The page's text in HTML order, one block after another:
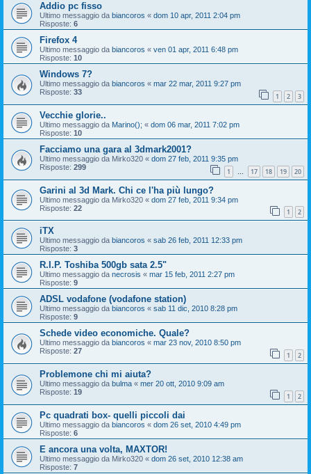
Addio pc fisso
Ultimo messaggio da biancoros « dom 10 apr, 2011 2:04 pm
Risposte: 6
Firefox 4
Ultimo messaggio da biancoros « ven 01 apr, 2011 6:48 pm
Risposte: 10
Windows 7?
Ultimo messaggio da biancoros « mar 22 mar, 2011 9:27 pm
Risposte: 33 1 2 3
Vecchie glorie..
Ultimo messaggio da Marino(); « dom 06 mar, 2011 7:02 pm
Risposte: 10
Facciamo una gara al 3dmark2001?
Ultimo messaggio da Mirko320 « dom 27 feb, 2011 9:35 pm
Risposte: 299 1 … 17 18 19 20
Garini al 3d Mark. Chi ce l'ha più lungo?
Ultimo messaggio da Mirko320 « dom 27 feb, 2011 9:34 pm
Risposte: 22 1 2
iTX
Ultimo messaggio da biancoros « sab 26 feb, 2011 12:33 pm
Risposte: 3
R.I.P. Toshiba 500gb sata 2.5"
Ultimo messaggio da necrosis « mar 15 feb, 2011 2:27 pm
Risposte: 9
ADSL vodafone (vodafone station)
Ultimo messaggio da biancoros « sab 11 dic, 2010 8:28 pm
Risposte: 9
Schede video economiche. Quale?
Ultimo messaggio da biancoros « mar 23 nov, 2010 8:50 pm
Risposte: 27 1 2
Problemone chi mi aiuta?
Ultimo messaggio da bulma « mer 20 ott, 2010 9:09 am
Risposte: 19 1 2
Pc quadrati box- quelli piccoli dai
Ultimo messaggio da biancoros « dom 26 set, 2010 4:49 pm
Risposte: 6
E ancora una volta, MAXTOR!
Ultimo messaggio da Mirko320 « dom 26 set, 2010 12:38 am
Risposte: 7